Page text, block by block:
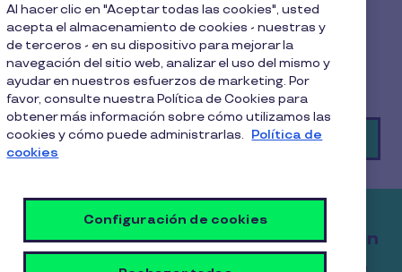
equipo?
Descubre todo lo que Pluxee tiene para ti.
¿Tienes dudas o quieres saber más?
👉 ¡Conversemos por WhatsApp!
Contrata Pluxee Alimentación y obtén
hasta un 38,7% en ahorro tributario
Al hacer clic en "Aceptar todas las cookies", usted
acepta el almacenamiento de cookies - nuestras y
de terceros - en su dispositivo para mejorar la
navegación del sitio web, analizar el uso del mismo y
ayudar en nuestros esfuerzos de marketing. Por
favor, consulte nuestra Política de Cookies para
obtener más información sobre cómo utilizamos las
cookies y cómo puede administrarlas. Política de
cookies
Configuración de cookies